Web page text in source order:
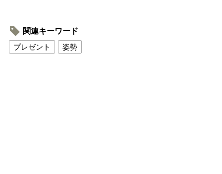
関連キーワード
プレゼント
姿勢